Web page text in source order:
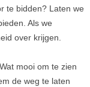
te bidden? Laten we
Als we
over krijgen.
mooi om te zien
de weg te laten